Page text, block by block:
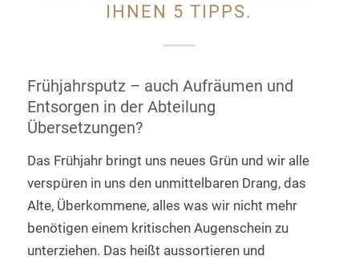
IHNEN 5 TIPPS.
Frühjahrsputz – auch Aufräumen und
Entsorgen in der Abteilung
Übersetzungen?
Das Frühjahr bringt uns neues Grün und wir alle
verspüren in uns den unmittelbaren Drang, das
Alte, Überkommene, alles was wir nicht mehr
benötigen einem kritischen Augenschein zu
unterziehen. Das heißt aussortieren und